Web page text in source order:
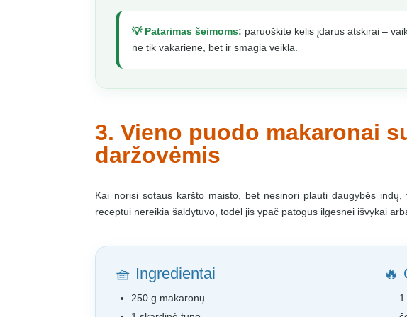
💡 Patarimas šeimoms: paruoškite kelis įdarus atskirai –
ne tik vakariene, bet ir smagia veikla.
3. Vieno puodo makaronai
daržovėmis
Kai norisi sotaus karšto maisto, bet nesinori plauti daugybės
receptui nereikia šaldytuvo, todėl jis ypač patogus ilgesnei išvykai
🧺 Ingredientai
250 g makaronų
🔥